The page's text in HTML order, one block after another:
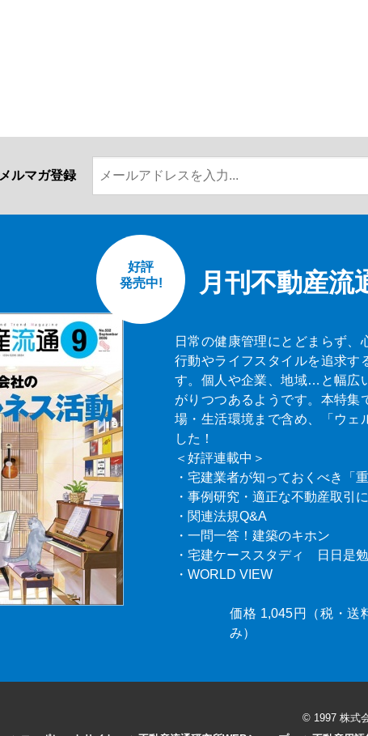
メルマガ登録
月刊不動産流
好評
発売中!
日常の健康管理にとどまらず
行動やライフスタイルを追求す
す。個人や企業、地域…と幅広
がりつつあるようです。本特集
場・生活環境まで含め、「ウェ
した！
＜好評連載中＞
・宅建業者が知っておくべき「
・事例研究・適正な不動産取引
・関連法規Q&A
・一問一答！建築のキホン
・宅建ケーススタディ 日日是
・WORLD VIEW
価格 1,045円（税・
み）
© 1997 株式